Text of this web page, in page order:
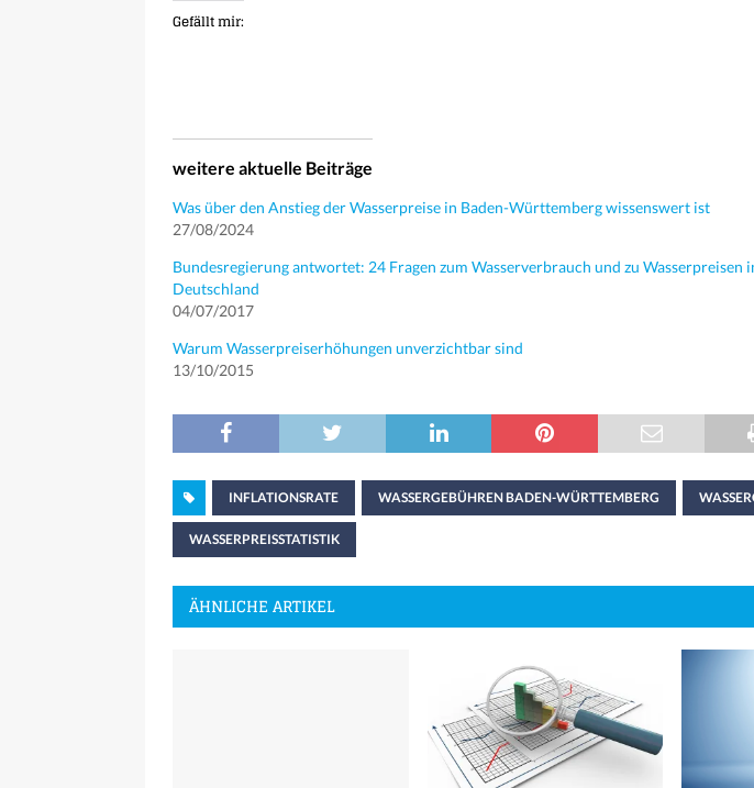
Gefällt mir:
weitere aktuelle Beiträge
Was über den Anstieg der Wasserpreise in Baden-Württemberg wissenswert ist
27/08/2024
Bundesregierung antwortet: 24 Fragen zum Wasserverbrauch und zu Wasserpreisen
Deutschland
04/07/2017
Warum Wasserpreiserhöhungen unverzichtbar sind
13/10/2015
INFLATIONSRATE WASSERGEBÜHREN BADEN-WÜRTTEMBERG
WASSERPREISSTATISTIK
ÄHNLICHE ARTIKEL